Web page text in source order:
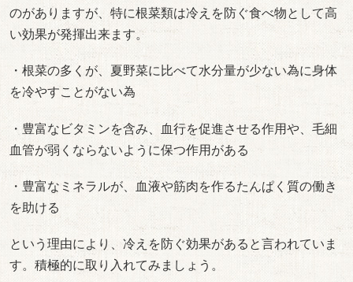
のがありますが、特に根菜類は冷えを防ぐ食べ物として高
い効果が発揮出来ます。
・根菜の多くが、夏野菜に比べて水分量が少ない為に身体
を冷やすことがない為
・豊富なビタミンを含み、血行を促進させる作用や、毛細
血管が弱くならないように保つ作用がある
・豊富なミネラルが、血液や筋肉を作るたんぱく質の働き
を助ける
という理由により、冷えを防ぐ効果があると言われていま
す。積極的に取り入れてみましょう。